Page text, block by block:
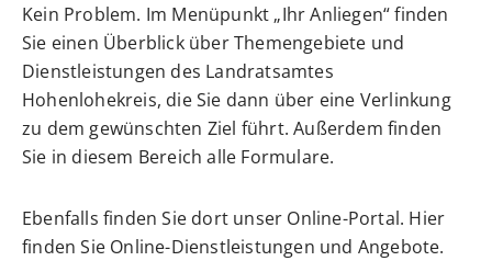
Kein Problem. Im Menüpunkt „Ihr Anliegen“ finden
Sie einen Überblick über Themengebiete und
Dienstleistungen des Landratsamtes
Hohenlohekreis, die Sie dann über eine Verlinkung
zu dem gewünschten Ziel führt. Außerdem finden
Sie in diesem Bereich alle Formulare.
Ebenfalls finden Sie dort unser Online-Portal. Hier
finden Sie Online-Dienstleistungen und Angebote.